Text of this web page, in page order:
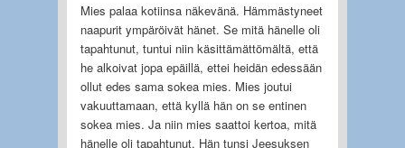
Mies palaa kotiinsa näkevänä. Hämmästyneet
naapurit ympäröivät hänet. Se mitä hänelle oli
tapahtunut, tuntui niin käsittämättömältä, että
he alkoivat jopa epäillä, ettei heidän edessään
ollut edes sama sokea mies. Mies joutui
vakuuttamaan, että kyllä hän on se entinen
sokea mies. Ja niin mies saattoi kertoa, mitä
hänelle oli tapahtunut. Hän tunsi Jeesuksen